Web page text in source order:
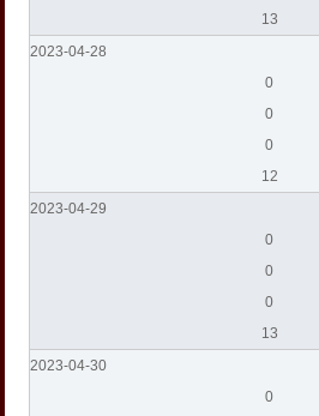
13
2023-04-28
0
0
0
12
2023-04-29
0
0
0
13
2023-04-30
0